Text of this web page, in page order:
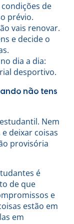
de
prévio.
vais renovar.
e decide o
dia a dia:
desportivo.
não tens
Nem
deixar coisas
provisória
é
de que
e
estão em
em